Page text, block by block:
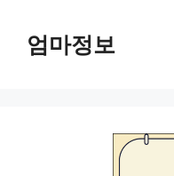
엄마정보